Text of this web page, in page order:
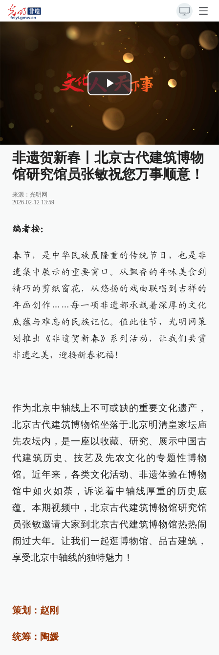
Play
Video
非遗贺新春丨北京古代建筑博物
馆研究馆员张敏祝您万事顺意！
来源： 光明网
2026-02-12 13:59
编者按：
春节，是中华民族最隆重的传统节日，也是非
遗集中展示的重要窗口。从飘香的年味美食到
精巧的剪纸窗花，从悠扬的戏曲联唱到吉祥的
年画创作……每一项非遗都承载着深厚的文化
底蕴与难忘的民族记忆。值此佳节，光明网策
划推出《非遗贺新春》系列活动，让我们共赏
非遗之美，迎接新春祝福！
作为北京中轴线上不可或缺的重要文化遗产，
北京古代建筑博物馆坐落于北京明清皇家坛庙
先农坛内，是一座以收藏、研究、展示中国古
代建筑历史、技艺及先农文化的专题性博物
馆。近年来，各类文化活动、非遗体验在博物
馆中如火如荼，诉说着中轴线厚重的历史底
蕴。本期视频中，北京古代建筑博物馆研究馆
员张敏邀请大家到北京古代建筑博物馆热热闹
闹过大年。让我们一起逛博物馆、品古建筑，
享受北京中轴线的独特魅力！
策划：赵刚
统筹：陶媛